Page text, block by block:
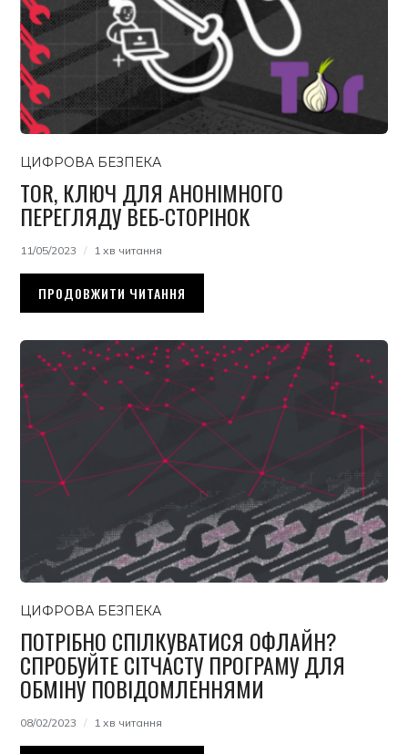
ЦИФРОВА БЕЗПЕКА
TOR, КЛЮЧ ДЛЯ АНОНІМНОГО
ПЕРЕГЛЯДУ ВЕБ-СТОРІНОК
11/05/2023 1 хв читання
ПРОДОВЖИТИ ЧИТАННЯ
ЦИФРОВА БЕЗПЕКА
ПОТРІБНО СПІЛКУВАТИСЯ ОФЛАЙН?
СПРОБУЙТЕ СІТЧАСТУ ПРОГРАМУ ДЛЯ
ОБМІНУ ПОВІДОМЛЕННЯМИ
08/02/2023 1 хв читання